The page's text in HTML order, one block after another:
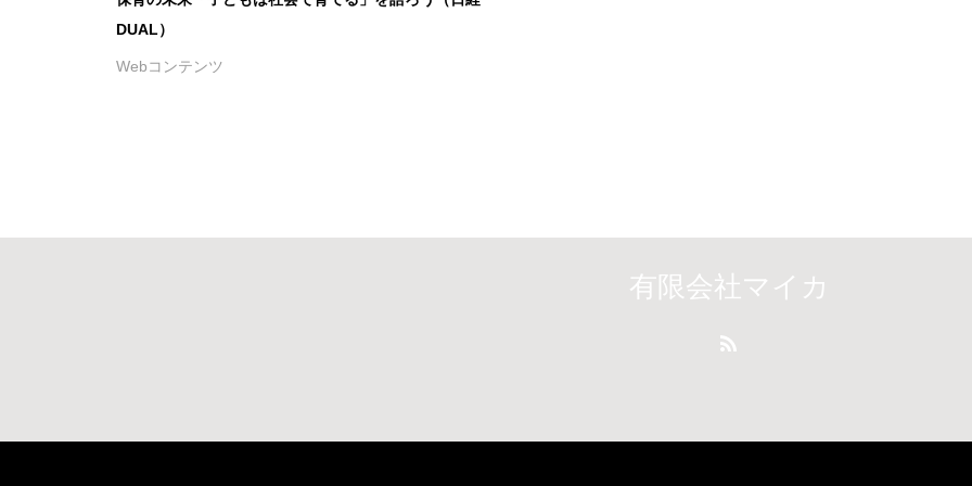
DUAL）
Webコンテンツ
有限会社マイカ